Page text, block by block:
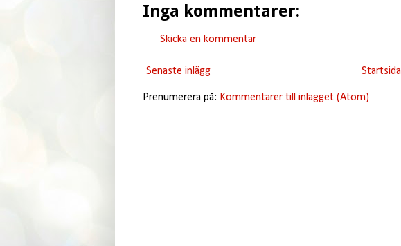
Inga kommentarer:
Skicka en kommentar
Senaste inlägg Startsida
Prenumerera på: Kommentarer till inlägget (Atom)